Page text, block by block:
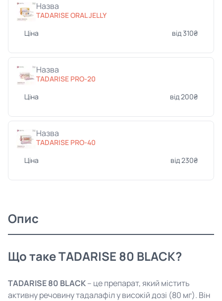
Назва
TADARISE ORAL JELLY
Ціна
від 310₴
Назва
TADARISE PRO-20
Ціна
від 200₴
Назва
TADARISE PRO-40
Ціна
від 230₴
Опис
Що таке TADARISE 80 BLACK?
TADARISE80 BLACK– це препарат, який містить
активну речовину тадалафіл у високій дозі (80 мг). Він